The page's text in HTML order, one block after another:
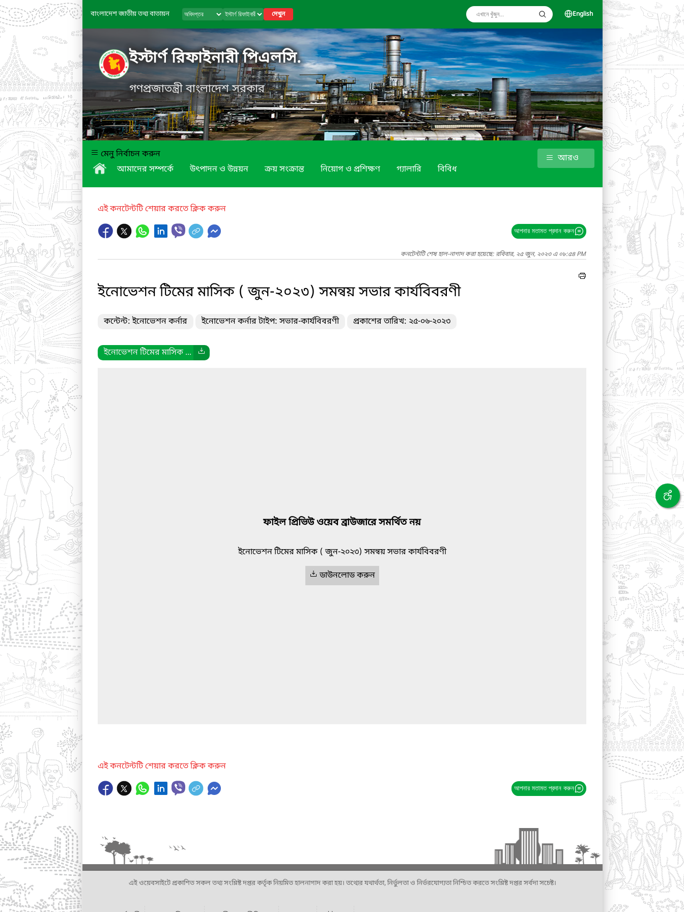
বাংলাদেশ জাতীয় তথ্য বাতায়ন দেখুন English
ইস্টার্ণ রিফাইনারী পিএলসি.
গণপ্রজাতন্ত্রী বাংলাদেশ সরকার
মেনু নির্বাচন করুন
আমাদের সম্পর্কে
উৎপাদন ও উন্নয়ন ক্রয় সংক্রান্ত নিয়োগ ও প্রশিক্ষণ গ্যালারি বিবিধ
আরও
এই কনটেন্টটি শেয়ার করতে ক্লিক করুন
আপনার মতামত প্রদান করুন
কনটেন্টটি শেষ হাল-নাগাদ করা হয়েছে: রবিবার, ২৫ জুন, ২০২৩ এ ০৮:৫৪ PM
ইনোভেশন টিমের মাসিক ( জুন-২০২৩) সমন্বয় সভার কার্যবিবরণী
কন্টেন্ট: ইনোভেশন কর্নার ইনোভেশন কর্নার টাইপ: সভার-কার্যবিবরণী প্রকাশের তারিখ: ২৫-০৬-২০২৩
ইনোভেশন টিমের মাসিক ...
ফাইল প্রিভিউ ওয়েব ব্রাউজারে সমর্থিত নয়
ইনোভেশন টিমের মাসিক ( জুন-২০২৩) সমন্বয় সভার কার্যবিবরণী
ডাউনলোড করুন
এই কনটেন্টটি শেয়ার করতে ক্লিক করুন
আপনার মতামত প্রদান করুন
এই ওয়েবসাইটে প্রকাশিত সকল তথ্য সংশ্লিষ্ট দপ্তর কর্তৃক নিয়মিত হালনাগাদ করা হয়। তথ্যের যথার্থতা, নির্ভুলতা ও নির্ভরযোগ্যতা নিশ্চিত করতে সংশ্লিষ্ট দপ্তর সর্বদা সচেষ্ট।